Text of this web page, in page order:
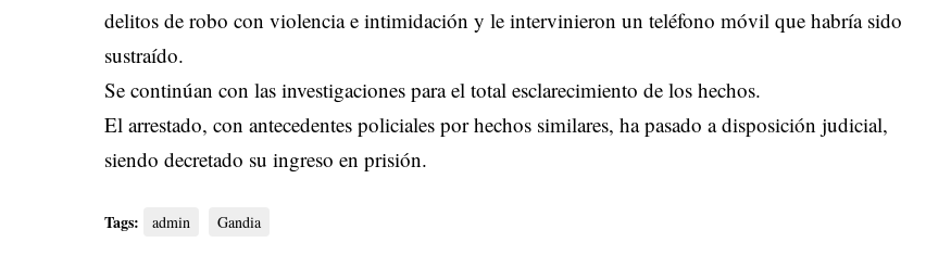
delitos de robo con violencia e intimidación y le intervinieron un teléfono móvil que habría sido
sustraído.
Se continúan con las investigaciones para el total esclarecimiento de los hechos.
El arrestado, con antecedentes policiales por hechos similares, ha pasado a disposición judicial,
siendo decretado su ingreso en prisión.
Tags: admin Gandia